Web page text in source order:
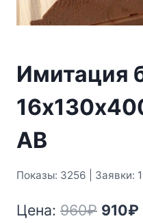
Имитация
АВ
Показы: 3256 | Заявки:
Цена: 960₽ 910₽